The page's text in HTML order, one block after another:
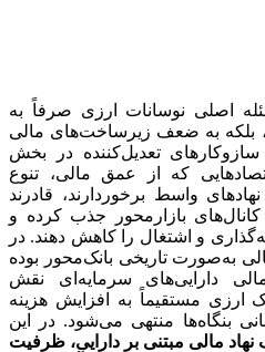
اصلی نوسانات ارزی صرفاً به
بلکه به ضعف زیرساخت‌های مالی
تعدیل‌کننده در بخش
که از عمق مالی، تنوع
واسط برخوردارند، قادرند
بازارمحور جذب کرده و
و اشتغال را کاهش دهند. در
به‌صورت تاریخی بانک‌محور بوده
دارایی‌های سرمایه‌ای نقش
ارزی مستقیماً به افزایش هزینه
بنگاه‌ها منتهی می‌شود. در این
مالی مبتنی بر دارایی، ظرفیت